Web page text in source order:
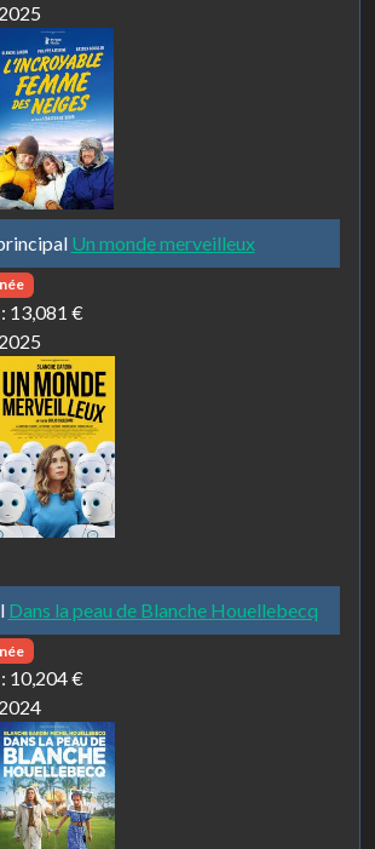
Un monde merveilleux
13,081 €
Dans la peau de Blanche Houellebecq
10,204 €